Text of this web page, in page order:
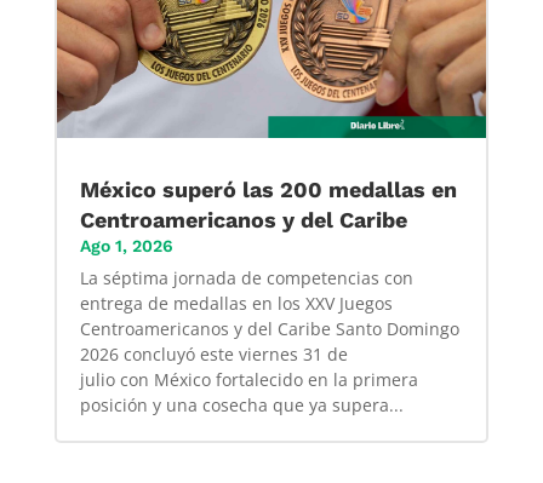
México superó las 200 medallas en
Centroamericanos y del Caribe
Ago 1, 2026
La séptima jornada de competencias con
entrega de medallas en los XXV Juegos
Centroamericanos y del Caribe Santo Domingo
2026 concluyó este viernes 31 de
julio con México fortalecido en la primera
posición y una cosecha que ya supera...